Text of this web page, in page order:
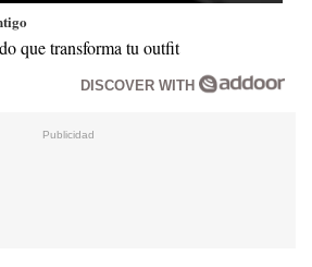
que transforma tu outfit
DISCOVER WITH